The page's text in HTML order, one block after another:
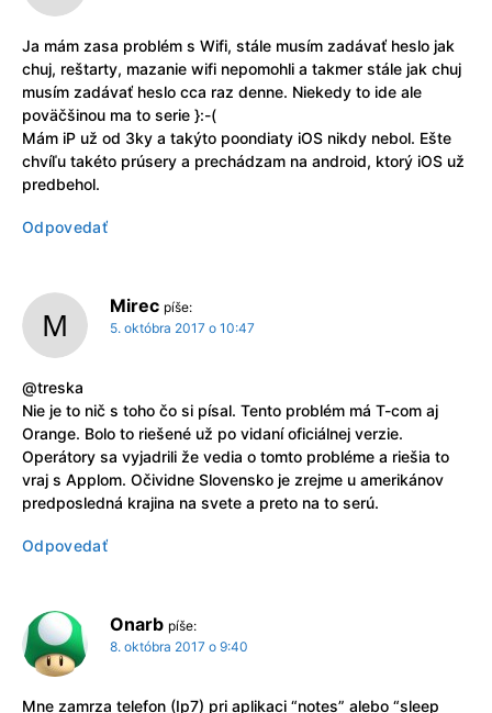
Ja mám zasa problém s Wifi, stále musím zadávať heslo jak
chuj, reštarty, mazanie wifi nepomohli a takmer stále jak chuj
musím zadávať heslo cca raz denne. Niekedy to ide ale
poväčšinou ma to serie }:-(
Mám iP už od 3ky a takýto poondiaty iOS nikdy nebol. Ešte
chvíľu takéto prúsery a prechádzam na android, ktorý iOS už
predbehol.
Odpovedať
Mirec píše:
5. októbra 2017 o 10:47
@treska
Nie je to nič s toho čo si písal. Tento problém má T-com aj
Orange. Bolo to riešené už po vidaní oficiálnej verzie.
Operátory sa vyjadrili že vedia o tomto probléme a riešia to
vraj s Applom. Očividne Slovensko je zrejme u amerikánov
predposledná krajina na svete a preto na to serú.
Odpovedať
Onarb píše:
8. októbra 2017 o 9:40
Mne zamrza telefon (Ip7) pri aplikaci “notes” alebo “sleep